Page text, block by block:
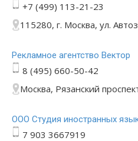
+7 (499) 113-21-23
115280, г. Москва, ул.
Рекламное агентство Вектор
8 (495) 660-50-42
Москва, Рязанский
ООО Студия иностранных
7 903 3667919